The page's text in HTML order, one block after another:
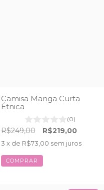
Camisa Manga Curta
Étnica
(0)
R$249,00 R$219,00
3 x de R$73,00 sem juros
COMPRAR